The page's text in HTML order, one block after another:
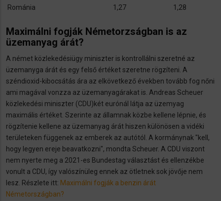
Románia 1,27 1,28
Maximálni fogják Németorzságban is az
üzemanyag árát?
A német közlekedésiügy miniszter is kontrollálni szeretné az
üzemanyga árát és egy felső értéket szeretne rögzíteni. A
széndioxid-kibocsátás ára az elkövetkező években tovább fog nőni
ami magával vonzza az üzemanyagárakat is. Andreas Scheuer
közlekedési miniszter (CDU)két eurónál látja az üzemyag
maximális értéket. Szerinte az államnak közbe kellene lépnie, és
rögzítenie kellene az üzemanyag árát hiszen különösen a vidéki
területeken függenek az emberek az autótól. A kormánynak "kell,
hogy legyen ereje beavatkozni", mondta Scheuer. A CDU viszont
nem nyerte meg a 2021-es Bundestag választást és ellenzékbe
vonult a CDU, így valószínüleg ennek az ötletnek sok jövője nem
lesz. Részlete itt: Maximálni fogják a benzin árát
Németországban?